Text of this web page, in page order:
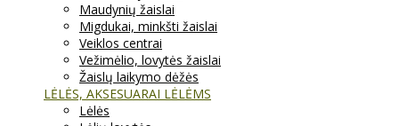
Maudynių žaislai
Migdukai, minkšti žaislai
Veiklos centrai
Vežimėlio, lovytės žaislai
Žaislų laikymo dėžės
LĖLĖS, AKSESUARAI LĖLĖMS
Lėlės